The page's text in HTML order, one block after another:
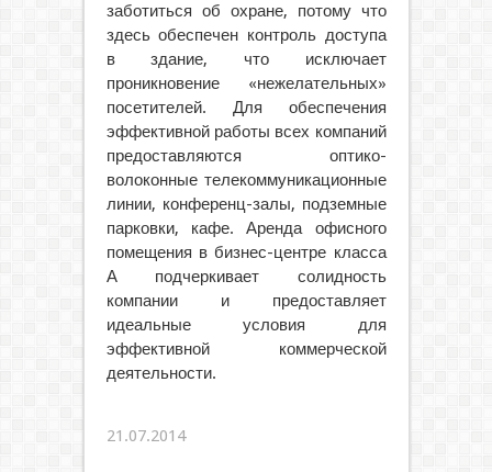
заботиться об охране, потому что
здесь обеспечен контроль доступа
в здание, что исключает
проникновение «нежелательных»
посетителей. Для обеспечения
эффективной работы всех компаний
предоставляются оптико-
волоконные телекоммуникационные
линии, конференц-залы, подземные
парковки, кафе. Аренда офисного
помещения в бизнес-центре класса
А подчеркивает солидность
компании и предоставляет
идеальные условия для
эффективной коммерческой
деятельности.
21.07.2014